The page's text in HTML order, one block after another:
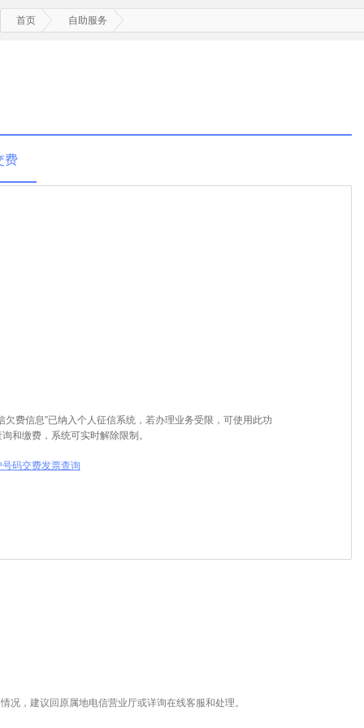
首页 自助服务
费
欠费信息”已纳入个人征信系统，若办理业务受限，可使用此功
和缴费，系统可实时解除限制。
号码交费发票查询
，建议回原属地电信营业厅或详询在线客服和处理。